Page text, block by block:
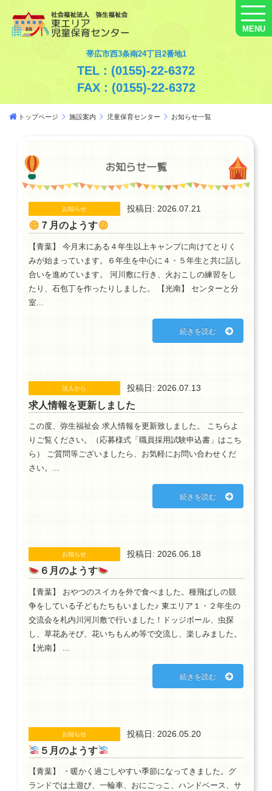
帯広市西3条南24丁目2番地1
TEL : (0155)-22-6372
FAX : (0155)-22-6372
MENU
トップページ 施設案内 児童保育センター お知らせ一覧
お知らせ一覧
お知らせ 投稿日: 2026.07.21
７月のようす
【青葉】 今月末にある４年生以上キャンプに向けてとりく
みが始まっています。６年生を中心に４・５年生と共に話し
合いを進めています。 河川敷に行き、火おこしの練習をし
たり、石包丁を作ったりしました。 【光南】 センターと分
室...
続きを読む
法人から 投稿日: 2026.07.13
求人情報を更新しました
この度、弥生福祉会 求人情報を更新致しました。 こちらよ
りご覧ください。（応募様式「職員採用試験申込書」はこち
ら） ご質問等ございましたら、お気軽にお問い合わせくだ
さい。...
続きを読む
お知らせ 投稿日: 2026.06.18
６月のようす
【青葉】 おやつのスイカを外で食べました。種飛ばしの競
争をしている子どもたちもいました♪ 東エリア１・２年生の
交流会を札内川河川敷で行いました！ドッジボール、虫探
し、草花あそび、花いちもんめ等で交流し、楽しみました。
【光南】 ...
続きを読む
お知らせ 投稿日: 2026.05.20
５月のようす
【青葉】 ・暖かく過ごしやすい季節になってきました。グ
ランドでは土遊び、一輪車、おにごっこ、ハンドベース、サ